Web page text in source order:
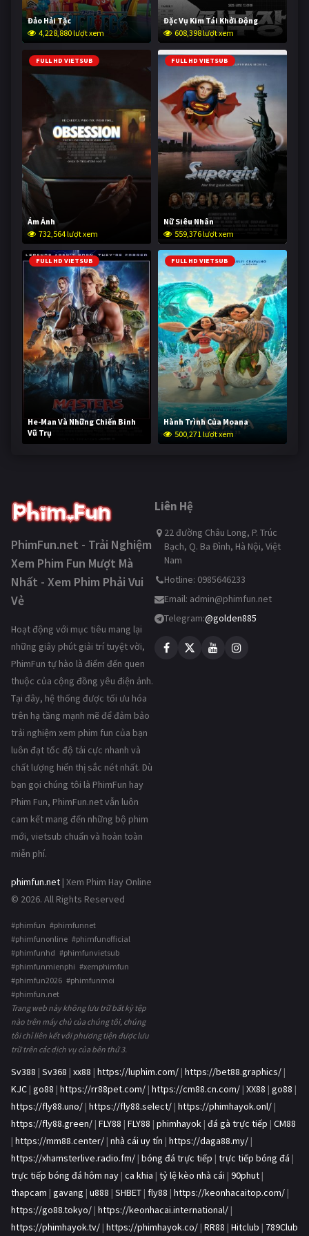
Đảo Hải Tặc
4,228,880 lượt xem
Đặc Vụ Kim Tái Khởi Động
608,398 lượt xem
FULL HD VIETSUB
Ám Ảnh
732,564 lượt xem
FULL HD VIETSUB
Nữ Siêu Nhân
559,376 lượt xem
FULL HD VIETSUB
He-Man Và Những Chiến Binh
Vũ Trụ
249,836 lượt xem
FULL HD VIETSUB
Hành Trình Của Moana
500,271 lượt xem
PhimFun.net - Trải Nghiệm
Xem Phim Fun Mượt Mà
Nhất - Xem Phim Phải Vui
Vẻ
Hoạt động với mục tiêu mang lại
những giây phút giải trí tuyệt vời,
PhimFun tự hào là điểm đến quen
thuộc của cộng đồng yêu điện ảnh.
Tại đây, hệ thống được tối ưu hóa
trên hạ tầng mạnh mẽ để đảm bảo
trải nghiệm xem phim fun của bạn
luôn đạt tốc độ tải cực nhanh và
chất lượng hiển thị sắc nét nhất. Dù
bạn gọi chúng tôi là PhimFun hay
Phim Fun, PhimFun.net vẫn luôn
cam kết mang đến những bộ phim
mới, vietsub chuẩn và hoàn toàn
miễn phí.
phimfun.net | Xem Phim Hay Online
© 2026. All Rights Reserved
#phimfun #phimfunnet
#phimfunonline #phimfunofficial
#phimfunhd #phimfunvietsub
#phimfunmienphi #xemphimfun
#phimfun2026 #phimfunmoi
#phimfun.net
Trang web này không lưu trữ bất kỳ tệp
nào trên máy chủ của chúng tôi, chúng
tôi chỉ liên kết với phương tiện được lưu
trữ trên các dịch vụ của bên thứ 3.
Liên Hệ
22 đường Châu Long, P. Trúc
Bạch, Q. Ba Đình, Hà Nội, Việt
Nam
Hotline: 0985646233
Email: admin@phimfun.net
Telegram:@golden885
Sv388 | Sv368 | xx88 | https://luphim.com/ | https://bet88.graphics/ |
KJC | go88 | https://rr88pet.com/ | https://cm88.cn.com/ | XX88 | go88 |
https://fly88.uno/ | https://fly88.select/ | https://phimhayok.onl/ |
https://fly88.green/ | FLY88 | FLY88 | phimhayok | đá gà trực tiếp | CM88
| https://mm88.center/ | nhà cái uy tín | https://daga88.my/ |
https://xhamsterlive.radio.fm/ | bóng đá trực tiếp | trực tiếp bóng đá |
trực tiếp bóng đá hôm nay | ca khia | tỷ lệ kèo nhà cái | 90phut |
thapcam | gavang | u888 | SHBET | fly88 | https://keonhacaitop.com/ |
https://go88.tokyo/ | https://keonhacai.international/ |
https://phimhayok.tv/ | https://phimhayok.co/ | RR88 | Hitclub | 789Club